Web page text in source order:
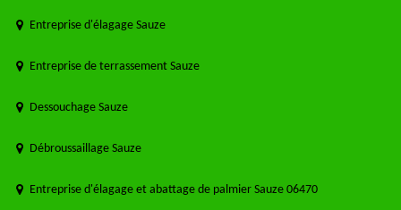
Entreprise d'élagage Sauze
Entreprise de terrassement Sauze
Dessouchage Sauze
Débroussaillage Sauze
Entreprise d'élagage et abattage de palmier Sauze 06470